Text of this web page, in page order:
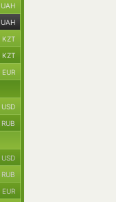
UAH
UAH
KZT
KZT
EUR
USD
RUB
USD
RUB
EUR